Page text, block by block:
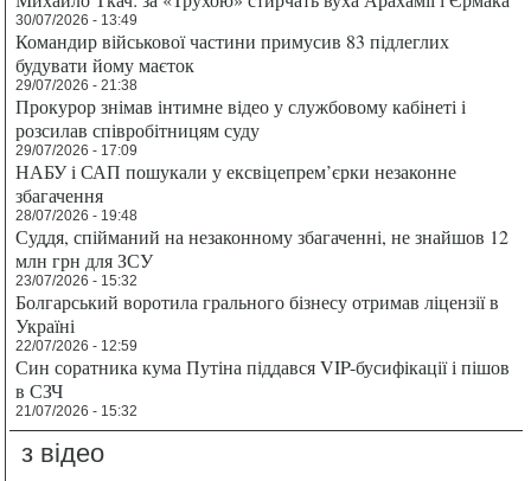
30/07/2026 - 13:49
Командир військової частини примусив 83 підлеглих
будувати йому маєток
29/07/2026 - 21:38
Прокурор знімав інтимне відео у службовому кабінеті і
розсилав співробітницям суду
29/07/2026 - 17:09
НАБУ і САП пошукали у ексвіцепрем’єрки незаконне
збагачення
28/07/2026 - 19:48
Суддя, спійманий на незаконному збагаченні, не знайшов 12
млн грн для ЗСУ
23/07/2026 - 15:32
Болгарський воротила грального бізнесу отримав ліцензії в
Україні
22/07/2026 - 12:59
Син соратника кума Путіна піддався VIP-бусифікації і пішов
в СЗЧ
21/07/2026 - 15:32
з відео